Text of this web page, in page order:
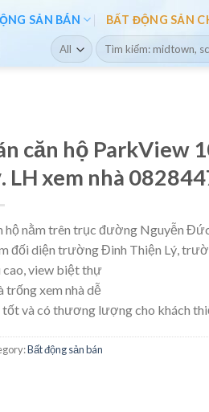
SẢN BÁN BẤT ĐỘNG SẢN
Search
for:
căn hộ ParkView
LH xem nhà
hộ nằm trên trục đường Nguyễn
đối diện trường Đinh Thiện Lý,
cao, view biệt thự
trống xem nhà dễ
tốt và có thương lượng cho khách
Bất động sản bán